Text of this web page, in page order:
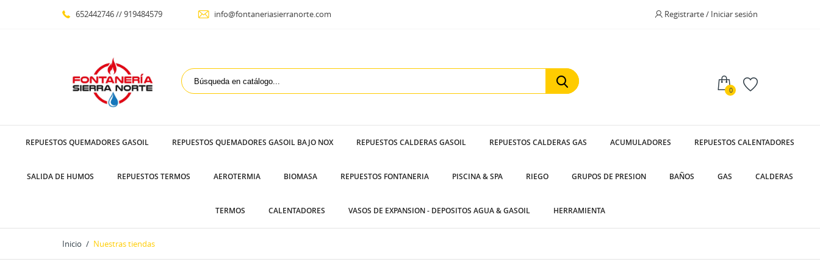
652442746 // 919484579 info@fontaneriasierranorte.com Registrarte / Iniciar sesión
0
REPUESTOS QUEMADORES GASOIL REPUESTOS QUEMADORES GASOIL BAJO NOX REPUESTOS CALDERAS GASOIL REPUESTOS CALDERAS GAS ACUMULADORES REPUESTOS CALENTADORES
SALIDA DE HUMOS REPUESTOS TERMOS AEROTERMIA BIOMASA REPUESTOS FONTANERIA PISCINA & SPA RIEGO GRUPOS DE PRESION BAÑOS GAS CALDERAS
TERMOS CALENTADORES VASOS DE EXPANSION - DEPOSITOS AGUA & GASOIL HERRAMIENTA
Inicio Nuestras tiendas